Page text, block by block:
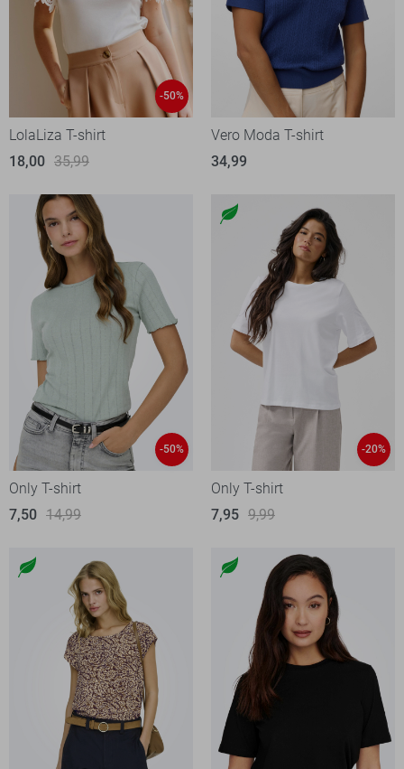
-50%
LolaLiza T-shirt
18,00 35,99
Vero Moda T-shirt
34,99
-50%
Only T-shirt
7,50 14,99
-20%
Only T-shirt
7,95 9,99